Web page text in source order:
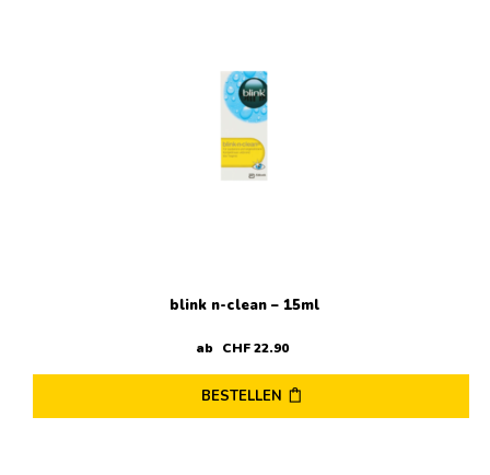
blink n-clean – 15ml
ab CHF22.90
BESTELLEN